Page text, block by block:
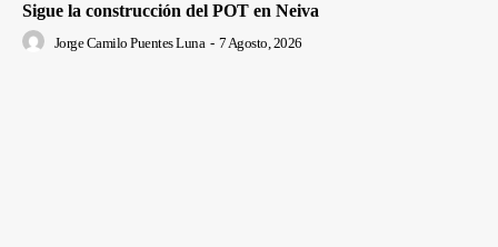
Sigue la construcción del POT en Neiva
Jorge Camilo Puentes Luna - 7 Agosto, 2026